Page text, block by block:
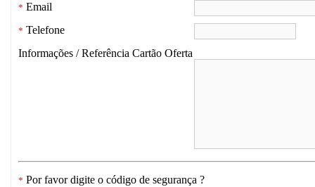
* Email
* Telefone
Informações / Referência Cartão Oferta
* Por favor digite o código de segurança ?